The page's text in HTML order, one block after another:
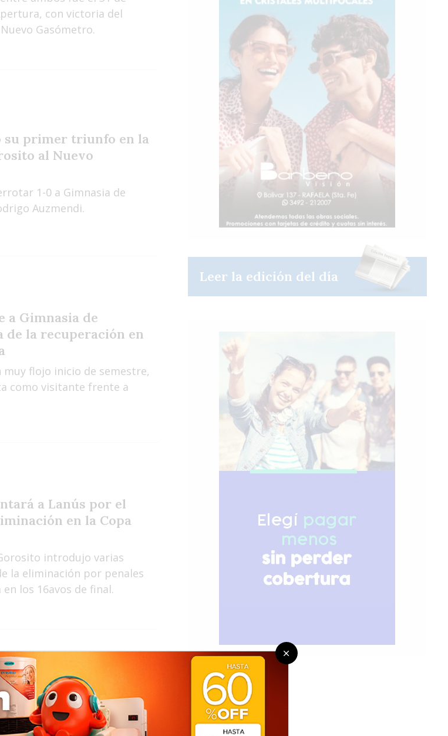
con victoria del
Gasómetro.
su primer triunfo en la
al Nuevo
1-0 a Gimnasia de
Auzmendi.
a Gimnasia de
de la recuperación en
muy flojo inicio de semestre,
como visitante frente a
a Lanús por el
en la Copa
introdujo varias
la eliminación por penales
los 16avos de final.
a ver”: San
Pipo Gorosito con un
Leer la edición del día